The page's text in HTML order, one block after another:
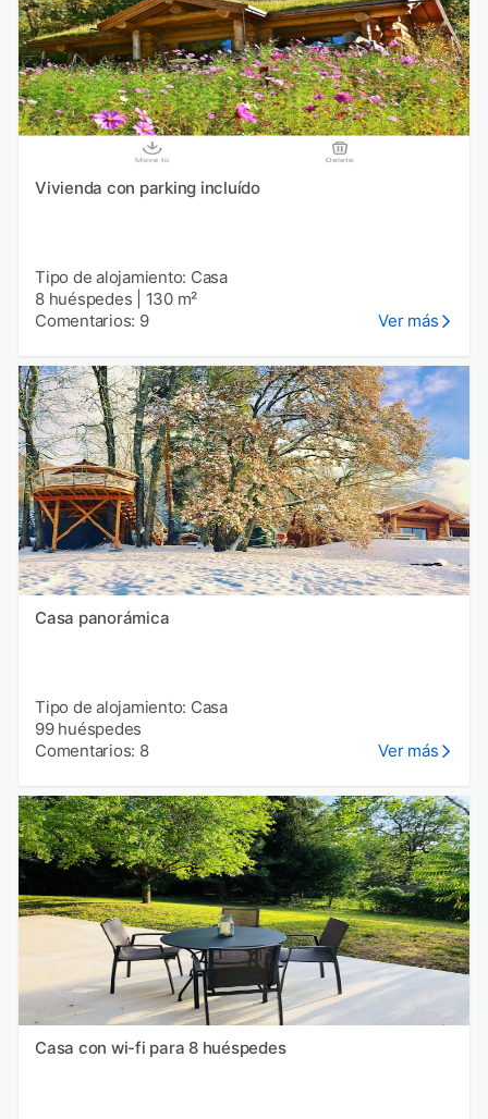
Vivienda con parking incluído
Tipo de alojamiento: Casa
8 huéspedes
130 m²
Comentarios: 9
Ver más
Casa panorámica
Tipo de alojamiento: Casa
99 huéspedes
Comentarios: 8
Ver más
Casa con wi-fi para 8 huéspedes